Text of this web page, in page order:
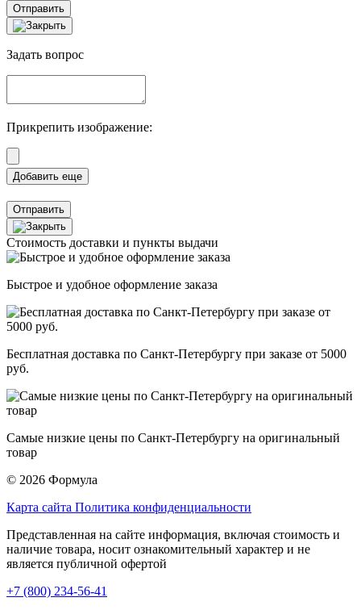
Отправить
Задать вопрос
Прикрепить изображение:
Отправить
Стоимость доставки и пункты выдачи
Быстрое и удобное оформление заказа
Бесплатная доставка по Санкт-Петербургу при заказе от 5000
руб.
Самые низкие цены по Санкт-Петербургу на оригинальный
товар
© 2026 Формула
Карта сайта Политика конфиденциальности
Представленная на сайте информация, включая стоимость и
наличие товара, носит ознакомительный характер и не
является публичной офертой
+7 (800) 234-56-41